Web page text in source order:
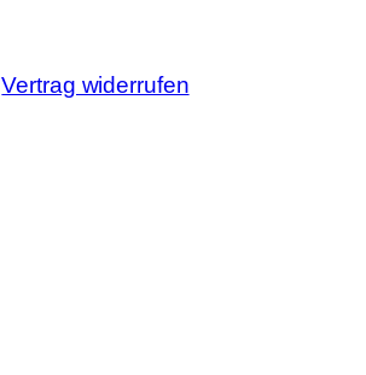
Vertrag widerrufen